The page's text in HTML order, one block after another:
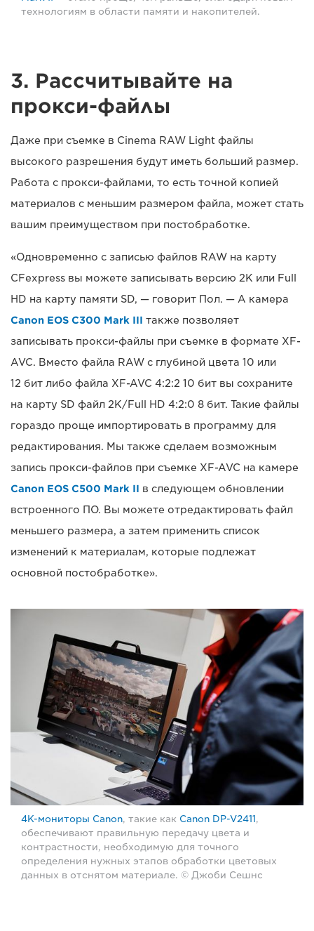
технологиям в области памяти и накопителей.
3. Рассчитывайте на
прокси-файлы
Даже при съемке в Cinema RAW Light файлы
высокого разрешения будут иметь больший размер.
Работа с прокси-файлами, то есть точной копией
материалов с меньшим размером файла, может стать
вашим преимуществом при постобработке.
«Одновременно с записью файлов RAW на карту
CFexpress вы можете записывать версию 2K или Full
HD на карту памяти SD, — говорит Пол. — А камера
Canon EOS C300 Mark III также позволяет
записывать прокси-файлы при съемке в формате XF-
AVC. Вместо файла RAW с глубиной цвета 10 или
12 бит либо файла XF-AVC 4:2:2 10 бит вы сохраните
на карту SD файл 2K/Full HD 4:2:0 8 бит. Такие файлы
гораздо проще импортировать в программу для
редактирования. Мы также сделаем возможным
запись прокси-файлов при съемке XF-AVC на камере
Canon EOS C500 Mark II в следующем обновлении
встроенного ПО. Вы можете отредактировать файл
меньшего размера, а затем применить список
изменений к материалам, которые подлежат
основной постобработке».
4K-мониторы Canon, такие как Canon DP-V2411,
обеспечивают правильную передачу цвета и
контрастности, необходимую для точного
определения нужных этапов обработки цветовых
данных в отснятом материале. © Джоби Сешнс